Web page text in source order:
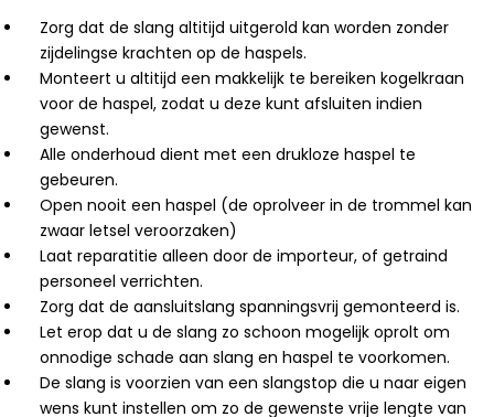
Zorg dat de slang altitijd uitgerold kan worden zonder
zijdelingse krachten op de haspels.
Monteert u altitijd een makkelijk te bereiken kogelkraan
voor de haspel, zodat u deze kunt afsluiten indien
gewenst.
Alle onderhoud dient met een drukloze haspel te
gebeuren.
Open nooit een haspel (de oprolveer in de trommel kan
zwaar letsel veroorzaken)
Laat reparatitie alleen door de importeur, of getraind
personeel verrichten.
Zorg dat de aansluitslang spanningsvrij gemonteerd is.
Let erop dat u de slang zo schoon mogelijk oprolt om
onnodige schade aan slang en haspel te voorkomen.
De slang is voorzien van een slangstop die u naar eigen
wens kunt instellen om zo de gewenste vrije lengte van